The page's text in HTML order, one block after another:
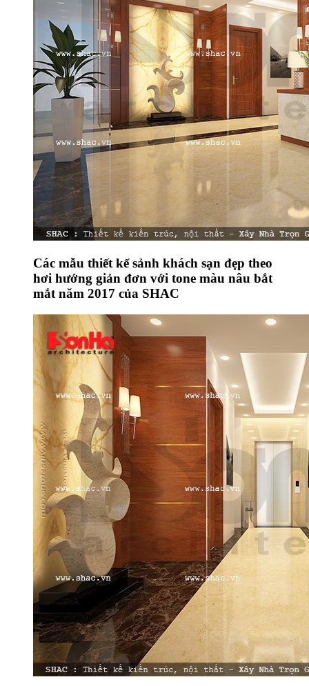
Các mẫu thiết kế sảnh khách sạn đẹp theo
hơi hướng giản đơn với tone màu nâu bắt
mắt năm 2017 của SHAC